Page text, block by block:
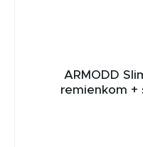
ARMODD
remienkom +